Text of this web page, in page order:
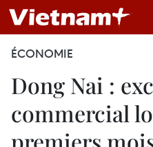
ÉCONOMIE
Dong Nai :
commercial